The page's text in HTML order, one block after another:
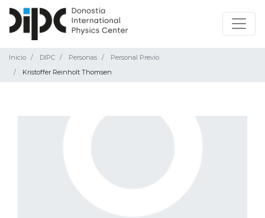
Inicio DIPC Personas
Personal Previo
Kristoffer Reinholt Thomsen